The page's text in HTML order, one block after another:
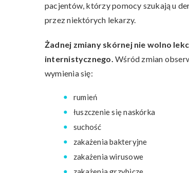
pacjentów, którzy pomocy szukają u
przez niektórych lekarzy.
Żadnej zmiany skórnej nie wolno
internistycznego. Wśród zmian
wymienia się:
rumień
łuszczenie się naskórka
suchość
zakażenia bakteryjne
zakażenia wirusowe